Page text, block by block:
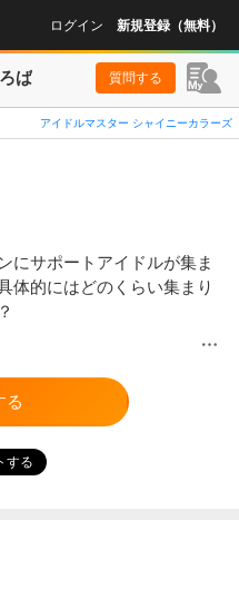
ログイン 新規登録（無料）
ば 質問する
アイドルマスター シャイニーカラーズ
にサポートアイドルが集ま
体的にはどのくらい集まり
る
する